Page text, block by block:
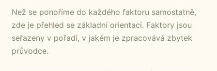
Než se ponoříme do každého faktoru samostatně,
zde je přehled se základní orientací. Faktory jsou
seřazeny v pořadí, v jakém je zpracovává zbytek
průvodce.